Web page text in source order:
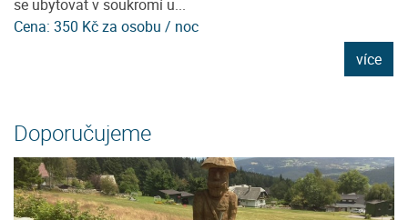
se ubytovat v soukromí u...
Cena: 350 Kč za osobu / noc
více
Doporučujeme